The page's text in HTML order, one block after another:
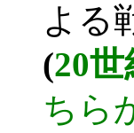
よる
(20
ちら